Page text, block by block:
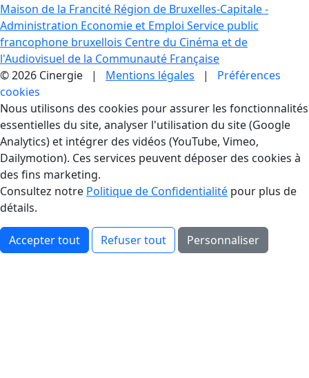
Maison de la Francité Région de Bruxelles-Capitale -
Administration Economie et Emploi Service public
francophone bruxellois Centre du Cinéma et de
l'Audiovisuel de la Communauté Française
© 2026 Cinergie | Mentions légales | Préférences
cookies
Gestion des Cookies
Nous utilisons des cookies pour assurer les fonctionnalités
essentielles du site, analyser l'utilisation du site (Google
Analytics) et intégrer des vidéos (YouTube, Vimeo,
Dailymotion). Ces services peuvent déposer des cookies à
des fins marketing.
Consultez notre Politique de Confidentialité pour plus de
détails.
Accepter tout Refuser tout Personnaliser